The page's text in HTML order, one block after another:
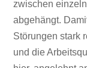
zwischen
abgehängt.
Störungen stark
und die